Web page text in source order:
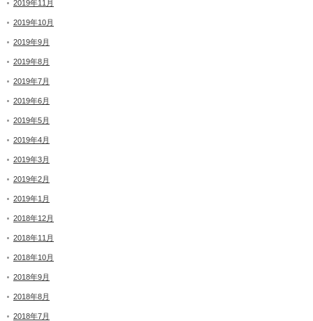
2019年11月
2019年10月
2019年9月
2019年8月
2019年7月
2019年6月
2019年5月
2019年4月
2019年3月
2019年2月
2019年1月
2018年12月
2018年11月
2018年10月
2018年9月
2018年8月
2018年7月